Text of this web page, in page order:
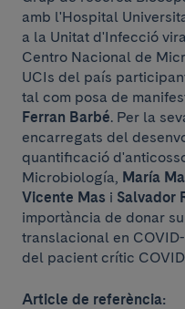
amb l'Hospital
a la Unitat d'Infecció
Centro Nacional de
UCIs del país
tal com posa de
Ferran Barbé. Per la
encarregats del
quantificació
Microbiología, María
Vicente Mas i Salvador
importància de donar
translacional en
del pacient crític
Article de referència: